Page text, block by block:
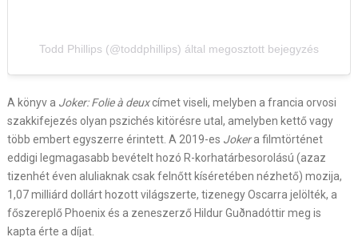
Todd Phillips (@toddphillips) által megosztott bejegyzés
A könyv a Joker: Folie à deuxcímet viseli, melyben a francia orvosi
szakkifejezés olyan pszichés kitörésre utal, amelyben kettő vagy
több embert egyszerre érintett. A 2019-es Jokera filmtörténet
eddigi legmagasabb bevételt hozó R-korhatárbesorolású (azaz
tizenhét éven aluliaknak csak felnőtt kíséretében nézhető) mozija,
1,07 milliárd dollárt hozott világszerte, tizenegy Oscarra jelölték, a
főszereplő Phoenix és a zeneszerző Hildur Guðnadóttir meg is
kapta érte a díjat.